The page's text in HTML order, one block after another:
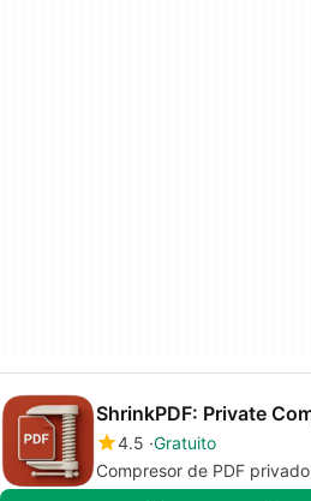
ShrinkPDF: Private
4.5 Gratuito
Compresor de PDF